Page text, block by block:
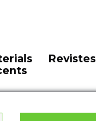
Revistes